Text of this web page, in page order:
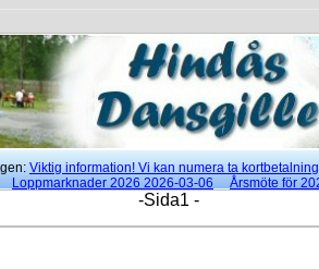
Viktig information! Vi kan numera ta
Loppmarknader 2026 2026-03-06
Årsmöte för
danser klockan 18:00 - 21:30 2025-05-21
-Sida1 -